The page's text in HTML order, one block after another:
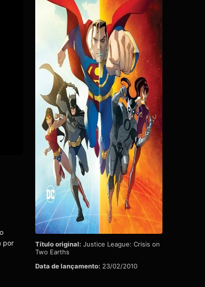
por
Título original: Justice League: Crisis on
Two Earths
Data de lançamento: 23/02/2010